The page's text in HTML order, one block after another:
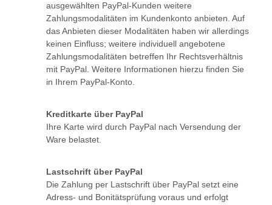
ausgewählten PayPal-Kunden weitere
Zahlungsmodalitäten im Kundenkonto anbieten. Auf
das Anbieten dieser Modalitäten haben wir allerdings
keinen Einfluss; weitere individuell angebotene
Zahlungsmodalitäten betreffen Ihr Rechtsverhältnis
mit PayPal. Weitere Informationen hierzu finden Sie
in Ihrem PayPal-Konto.
Kreditkarte über PayPal
Ihre Karte wird durch PayPal nach Versendung der
Ware belastet.
Lastschrift über PayPal
Die Zahlung per Lastschrift über PayPal setzt eine
Adress- und Bonitätsprüfung voraus und erfolgt